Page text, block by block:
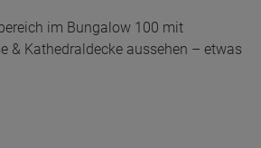
im Bungalow 100 mit
& Kathedraldecke aussehen – etwas